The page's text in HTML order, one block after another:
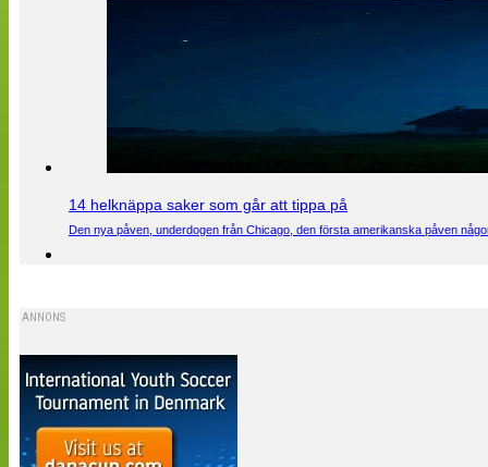
14 helknäppa saker som går att tippa på
Den nya påven, underdogen från Chicago, den första amerikanska påven
ANNONS